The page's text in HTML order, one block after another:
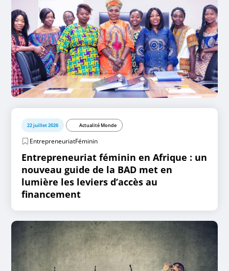
22 juillet 2026 Actualité Monde
EntrepreneuriatFéminin
Entrepreneuriat féminin en Afrique : un
nouveau guide de la BAD met en
lumière les leviers d’accès au
financement